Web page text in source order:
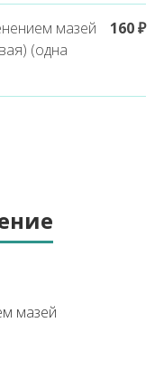
мазей
(одна
160 ₽
мазей